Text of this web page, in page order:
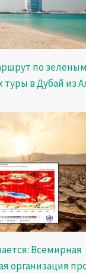
по
туры в Дубай из
Всемирная
организация